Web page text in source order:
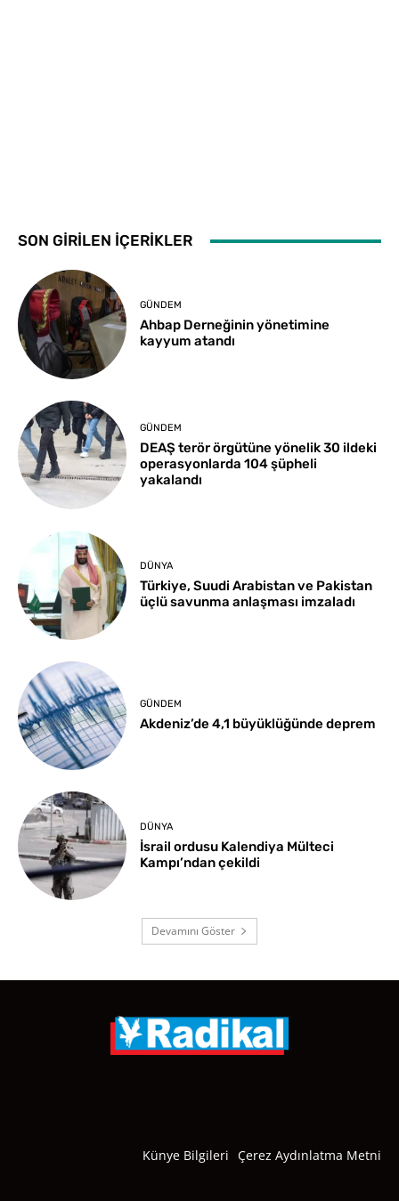
SON GİRİLEN İÇERİKLER
GÜNDEM
Ahbap Derneğinin yönetimine
kayyum atandı
GÜNDEM
DEAŞ terör örgütüne yönelik 30 ildeki
operasyonlarda 104 şüpheli
yakalandı
DÜNYA
Türkiye, Suudi Arabistan ve Pakistan
üçlü savunma anlaşması imzaladı
GÜNDEM
Akdeniz’de 4,1 büyüklüğünde deprem
DÜNYA
İsrail ordusu Kalendiya Mülteci
Kampı’ndan çekildi
Devamını Göster
Künye Bilgileri Çerez Aydınlatma Metni